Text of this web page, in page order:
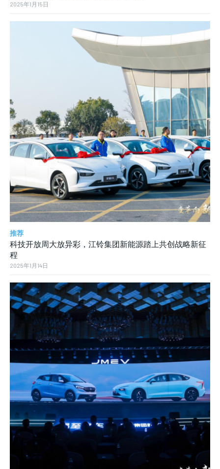
2025年1月15日
推荐
科技开放周大放异彩，江铃集团新能源踏上共创战略新征
程
2025年1月14日